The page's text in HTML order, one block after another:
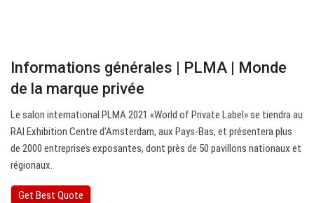
Informations générales | PLMA | Monde
de la marque privée
Le salon international PLMA 2021 «World of Private Label» se tiendra au
RAI Exhibition Centre d'Amsterdam, aux Pays-Bas, et présentera plus
de 2000 entreprises exposantes, dont près de 50 pavillons nationaux et
régionaux.
Get Best Quote